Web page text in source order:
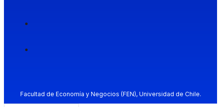
Facultad de Economía y Negocios (FEN), Universidad de Chile.